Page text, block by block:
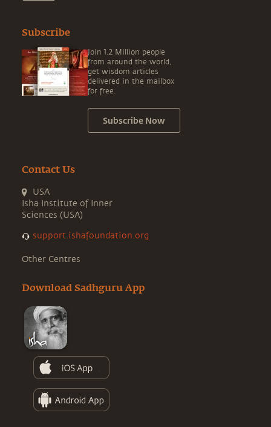
Subscribe
Join 1.2 Million people
from around the world,
get wisdom articles
delivered in the mailbox
for free.
Subscribe Now
Contact Us
USA
Isha Institute of Inner
Sciences (USA)
support.ishafoundation.org
Other Centres
Download Sadhguru App